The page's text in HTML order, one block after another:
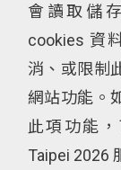
會讀取儲
cookies 資
消、或限制
網站功能。
此項功能，
Taipei 2026